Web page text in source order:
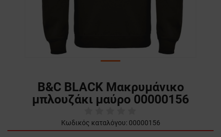
B&C BLACK Μακρυμάνικο
μπλουζάκι μαύρο 00000156
Κωδικός καταλόγου: 00000156